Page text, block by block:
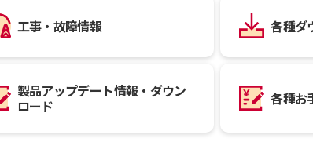
工事・故障情報 各種ダ
製品アップデート情報・ダウン
ロード
各種お